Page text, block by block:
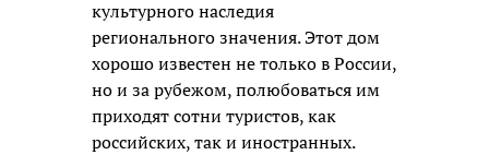
культурного наследия
регионального значения. Этот дом
хорошо известен не только в России,
но и за рубежом, полюбоваться им
приходят сотни туристов, как
российских, так и иностранных.